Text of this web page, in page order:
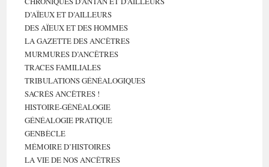
D’AÏEUX ET D’AILLEURS
DES AÏEUX ET DES HOMMES
LA GAZETTE DES ANCÊTRES
MURMURES D’ANCÊTRES
TRACES FAMILIALES
TRIBULATIONS GÉNÉALOGIQUES
SACRÉS ANCÊTRES !
HISTOIRE-GÉNÉALOGIE
GÉNÉALOGIE PRATIQUE
GENBÈCLE
MÉMOIRE D’HISTOIRES
LA VIE DE NOS ANCÊTRES